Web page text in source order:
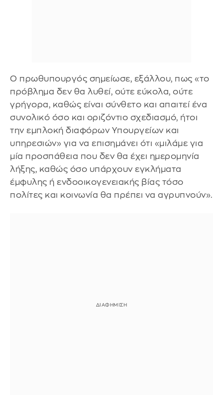
Ο πρωθυπουργός σημείωσε, εξάλλου, πως «το
πρόβλημα δεν θα λυθεί, ούτε εύκολα, ούτε
γρήγορα, καθώς είναι σύνθετο και απαιτεί ένα
συνολικό όσο και οριζόντιο σχεδιασμό, ήτοι
την εμπλοκή διαφόρων Υπουργείων και
υπηρεσιών» για να επισημάνει ότι «μιλάμε για
μία προσπάθεια που δεν θα έχει ημερομηνία
λήξης, καθώς όσο υπάρχουν εγκλήματα
έμφυλης ή ενδοοικογενειακής βίας τόσο
πολίτες και κοινωνία θα πρέπει να αγρυπνούν».